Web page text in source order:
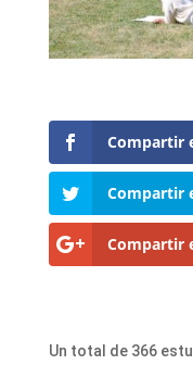
Compartir
Compartir
Compartir
Un total de 366